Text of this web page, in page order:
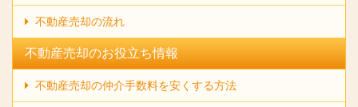
不動産売却の流れ
不動産売却のお役立ち情報
不動産売却の仲介手数料を安くする方法